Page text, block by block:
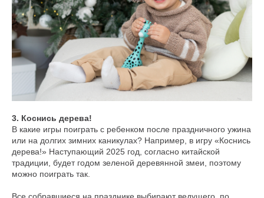
3. Коснись дерева!
В какие игры поиграть с ребенком после праздничного ужина
или на долгих зимних каникулах? Например, в игру «Коснись
дерева!» Наступающий 2025 год, согласно китайской
традиции, будет годом зеленой деревянной змеи, поэтому
можно поиграть так.
Все собравшиеся на празднике выбирают ведущего, по